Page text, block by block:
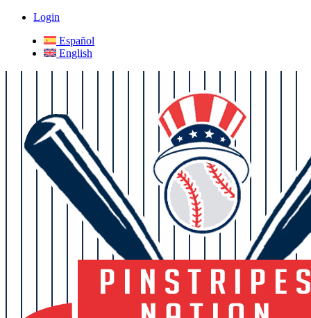
Login
Español
English